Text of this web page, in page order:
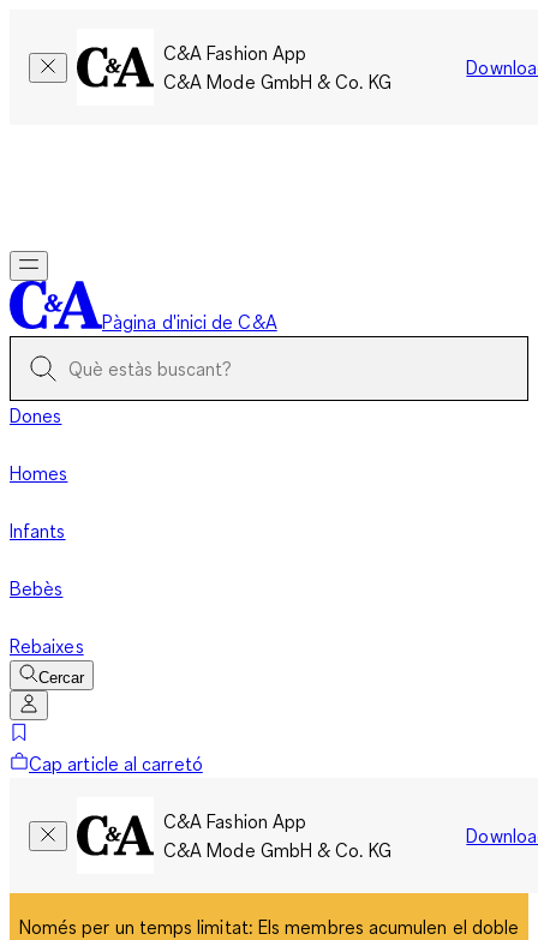
C&A Fashion App
C&A Mode GmbH & Co. KG
Pàgina d'inici de C&A
Dones
Homes
Infants
Bebès
Rebaixes
Cercar
Cap article al carretó
C&A Fashion App
C&A Mode GmbH & Co. KG
Només per un temps limitat: Els membres acumulen el doble